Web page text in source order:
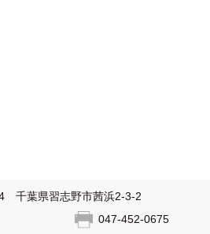
千葉県習志野市茜浜2-3-2
047-452-0675